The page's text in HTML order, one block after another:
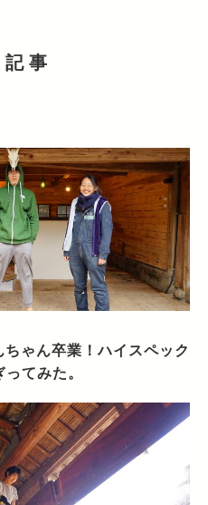
事
ゃん卒業！ハイスペック
てみた。